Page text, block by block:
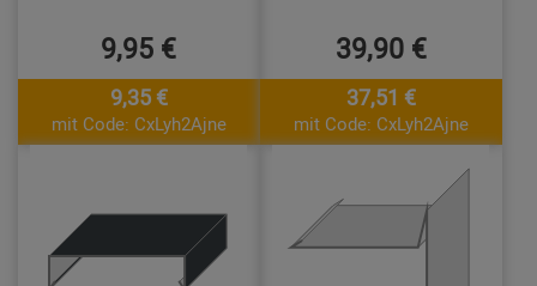
9,95 €
9,35 €
mit Code: CxLyh2Ajne
39,90 €
37,51 €
mit Code: CxLyh2Ajne